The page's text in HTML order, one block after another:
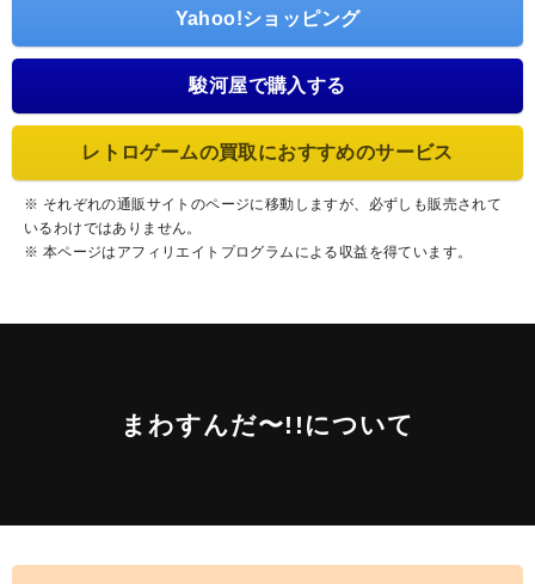
Yahoo!ショッピング
駿河屋で購入する
レトロゲームの買取におすすめのサービス
※ それぞれの通販サイトのページに移動しますが、必ずしも販売されて
いるわけではありません。
※ 本ページはアフィリエイトプログラムによる収益を得ています。
まわすんだ〜!!について